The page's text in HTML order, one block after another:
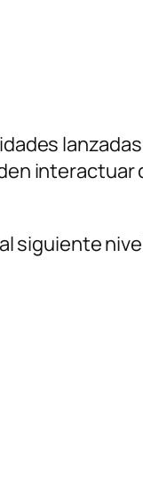
interactuar
siguiente